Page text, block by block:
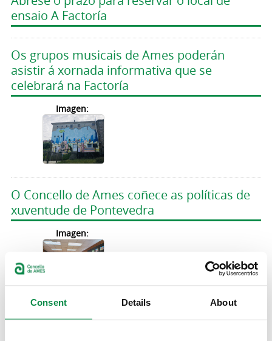
Consent Details About
ensaio A Factoría
Os grupos musicais de Ames poderán
asistir á xornada informativa que se
celebrará na Factoría
Imagen:
O Concello de Ames coñece as políticas de
xuventude de Pontevedra
Imagen:
Inscríbete nos obradoiros de robótica que